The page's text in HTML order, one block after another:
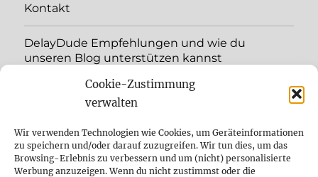
Cookie-Zustimmung
verwalten
Wir verwenden Technologien wie Cookies, um Geräteinformationen
zu speichern und/oder darauf zuzugreifen. Wir tun dies, um das
Browsing-Erlebnis zu verbessern und um (nicht) personalisierte
Werbung anzuzeigen. Wenn du nicht zustimmst oder die
Kontakt
DelayDude Empfehlungen und wie du
unseren Blog unterstützen kannst
expand
child
YouTube
Instagram